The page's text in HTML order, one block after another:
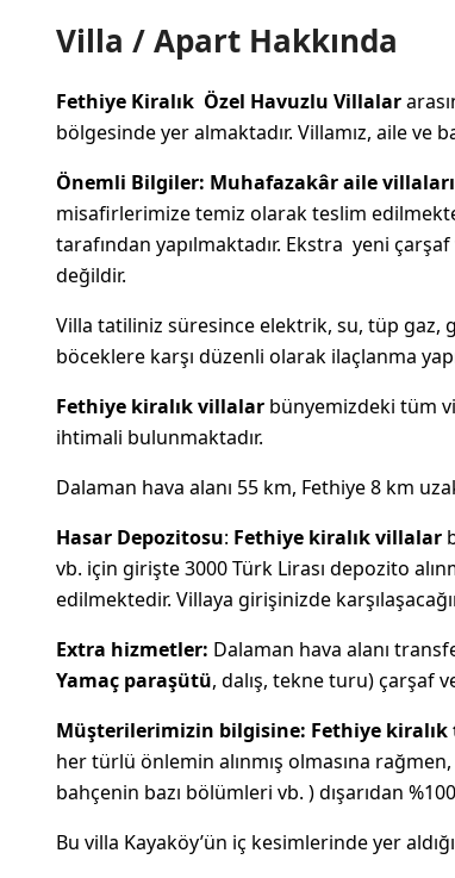
Villa / Apart Hakkında
Fethiye Kiralık Özel Havuzlu Villalar
bölgesinde yer almaktadır. Villamız, aile ve
Önemli Bilgiler: Muhafazakâraile villaları
misafirlerimize temiz olarak teslim
tarafından yapılmaktadır. Ekstra yeni
değildir.
Villa tatiliniz süresince elektrik, su, tüp gaz,
böceklere karşı düzenli olarak ilaçlanma
Fethiye kiralık villalar bünyemizdeki tüm
ihtimali bulunmaktadır.
Dalaman hava alanı 55 km, Fethiye 8 km
Hasar Depozitosu: Fethiye kiralık villalar
vb. için girişte 3000 Türk Lirası depozito
edilmektedir. Villaya girişinizde
Extra hizmetler: Dalaman hava alanı
Yamaç paraşütü, dalış, tekne turu) çarşaf
Müşterilerimizin bilgisine: Fethiye
her türlü önlemin alınmış olmasına
bahçenin bazı bölümleri vb. ) dışarıdan
Bu villa Kayaköy’ün iç kesimlerinde yer